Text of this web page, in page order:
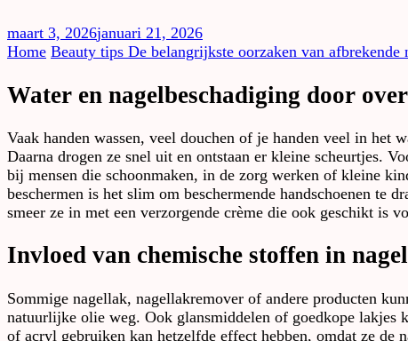
maart 3, 2026januari 21, 2026
Home Beauty tips De belangrijkste oorzaken van afbrekende
Water en nagelbeschadiging door
Vaak handen wassen, veel douchen of je handen veel in het
Daarna drogen ze snel uit en ontstaan er kleine scheurtjes.
bij mensen die schoonmaken, in de zorg werken of kleine
beschermen is het slim om beschermende handschoenen te
smeer ze in met een verzorgende crème die ook geschikt is
Invloed van chemische stoffen in
Sommige nagellak, nagellakremover of andere producten
natuurlijke olie weg. Ook glansmiddelen of goedkope lakjes
of acryl gebruiken kan hetzelfde effect hebben, omdat ze de